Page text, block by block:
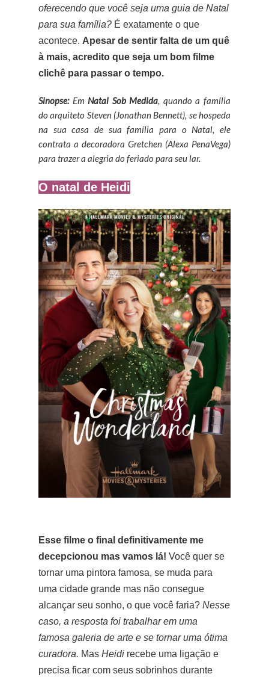
oferecendo que você seja uma guia de Natal
para sua família? É exatamente o que
acontece. Apesar de sentir falta de um quê
à mais, acredito que seja um bom filme
clichê para passar o tempo.
Sinopse: EmNatal Sob Medida, quando a família
do arquiteto Steven (Jonathan Bennett), se hospeda
na sua casa de sua família para o Natal, ele
contrata a decoradora Gretchen (Alexa PenaVega)
para trazer a alegria do feriado para seu lar.
O natal de Heidi
Esse filme o final definitivamente me
decepcionou mas vamos lá! Você quer se
tornar uma pintora famosa, se muda para
uma cidade grande mas não consegue
alcançar seu sonho, o que você faria? Nesse
caso, a resposta foi trabalhar em uma
famosa galeria de arte e se tornar uma ótima
curadora. Mas Heidi recebe uma ligação e
precisa ficar com seus sobrinhos durante